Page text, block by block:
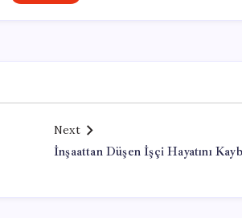
Next
İnşaattan Düşen İşçi Hayatını